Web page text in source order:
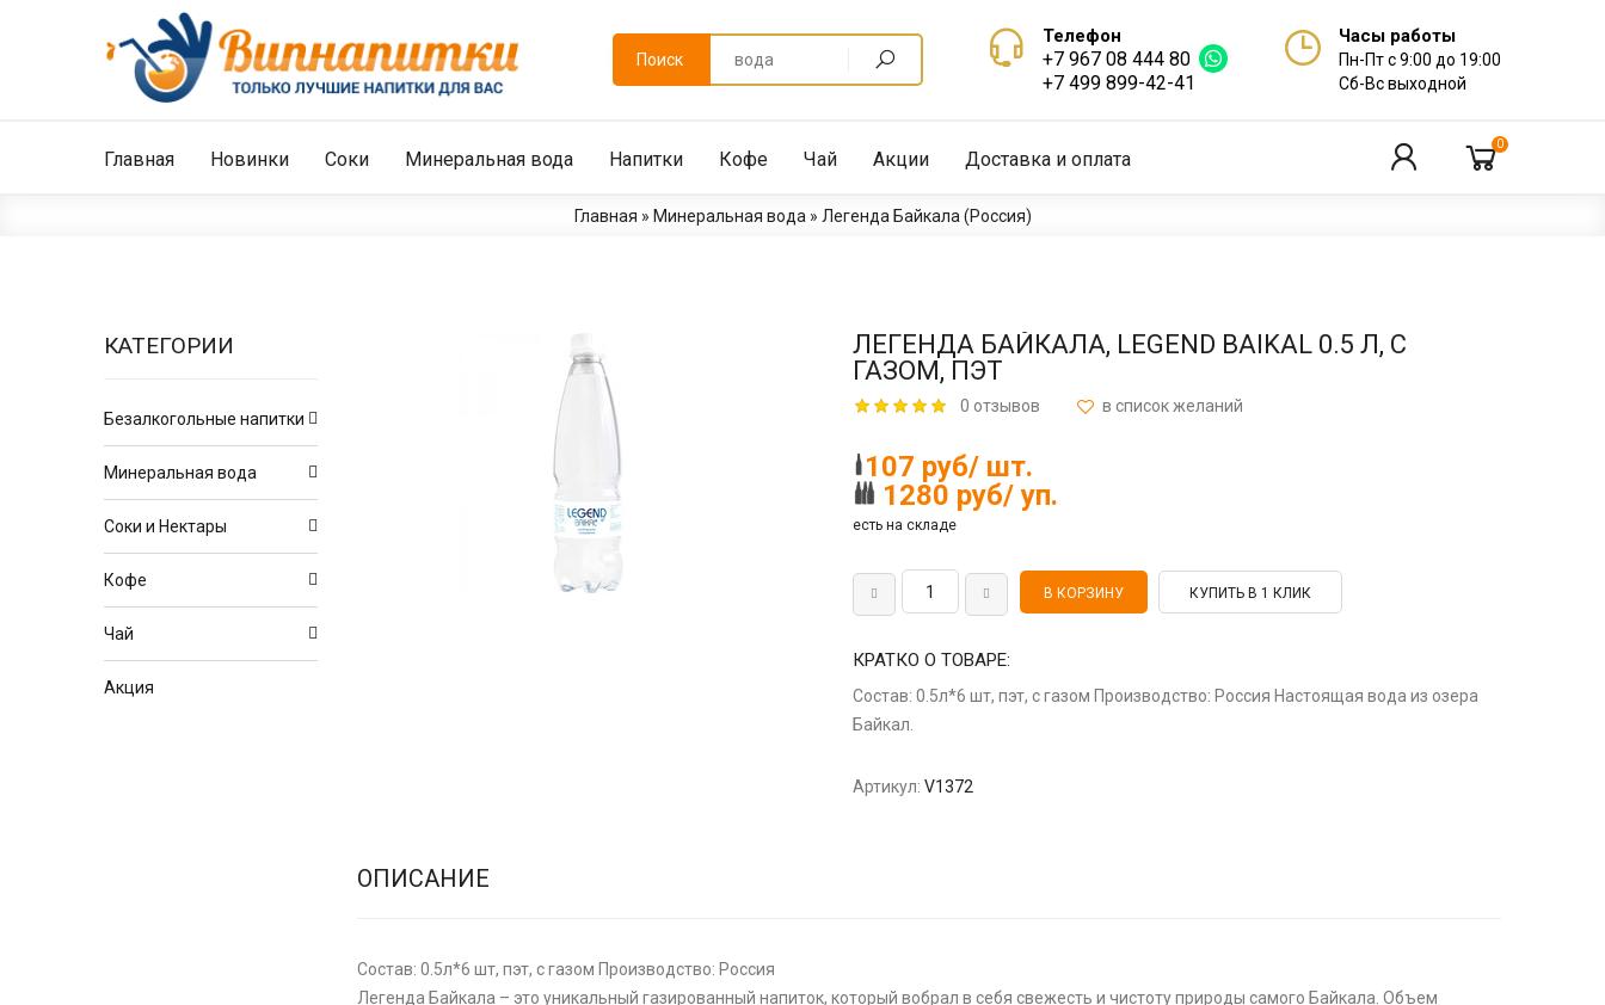
Телефон
+7 967 08 444 80
+7 499 899-42-41
Часы работы
Пн-Пт с 9:00 до 19:00
Сб-Вс выходной
Поиск
Главная Новинки Соки Минеральная вода Напитки Кофе Чай Акции Доставка и оплата
0
Главная » Минеральная вода » Легенда Байкала (Россия)
ЛЕГЕНДА БАЙКАЛА, LEGEND BAIKAL 0.5 Л, С
ГАЗОМ, ПЭТ
0 отзывов
107 руб/ шт.
1280 руб/ уп.
есть на складе
КУПИТЬ В 1 КЛИК
КРАТКО О ТОВАРЕ:
Состав: 0.5л*6 шт, пэт, с газом Производство: Россия Настоящая вода из озера
Байкал.
Артикул: V1372
ОПИСАНИЕ
Состав: 0.5л*6 шт, пэт, с газом Производство: Россия
Легенда Байкала – это уникальный газированный напиток, который вобрал в себя свежесть и чистоту природы самого Байкала. Объем
КАТЕГОРИИ
Безалкогольные напитки
Минеральная вода
Соки и Нектары
Кофе
Чай
Акция